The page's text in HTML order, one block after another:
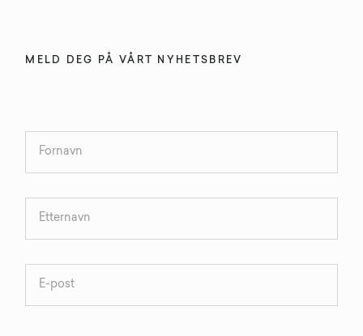
MELD DEG PÅ VÅRT NYHETSBREV